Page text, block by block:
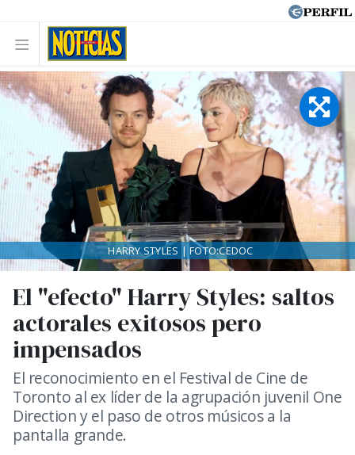
El "efecto" Harry Styles: saltos
actorales exitosos pero
impensados
El reconocimiento en el Festival de Cine de
Toronto al ex líder de la agrupación juvenil One
Direction y el paso de otros músicos a la
pantalla grande.
HARRY STYLES | FOTO:CEDOC